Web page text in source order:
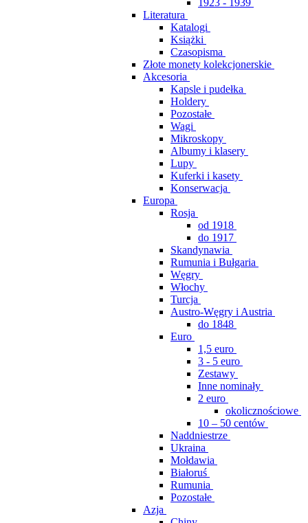
1923 - 1939
Literatura
Katalogi
Książki
Czasopisma
Złote monety kolekcjonerskie
Akcesoria
Kapsle i pudełka
Holdery
Pozostałe
Wagi
Mikroskopy
Albumy i klasery
Lupy
Kuferki i kasety
Konserwacja
Europa
Rosja
od 1918
do 1917
Skandynawia
Rumunia i Bułgaria
Węgry
Włochy
Turcja
Austro-Węgry i Austria
do 1848
Euro
1,5 euro
3 - 5 euro
Zestawy
Inne nominały
2 euro
okolicznościowe
10 – 50 centów
Naddniestrze
Ukraina
Mołdawia
Białoruś
Rumunia
Pozostałe
Azja